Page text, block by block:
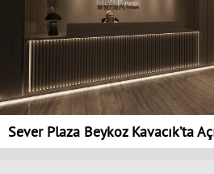
Sever Plaza Beykoz Kavacık’ta